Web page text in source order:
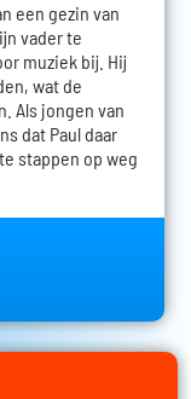
een gezin van
vader te
muziek bij. Hij
wat de
Als jongen van
dat Paul daar
stappen op weg